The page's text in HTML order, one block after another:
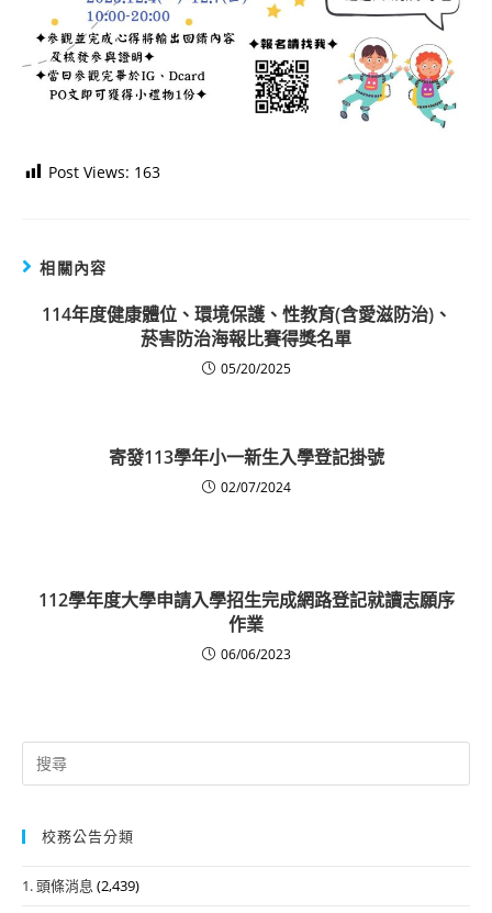
Post Views: 163
相關內容
114年度健康體位、環境保護、性教育(含愛滋防治)、
菸害防治海報比賽得獎名單
05/20/2025
寄發113學年小一新生入學登記掛號
02/07/2024
112學年度大學申請入學招生完成網路登記就讀志願序
作業
06/06/2023
Search
for:
校務公告分類
1. 頭條消息 (2,439)